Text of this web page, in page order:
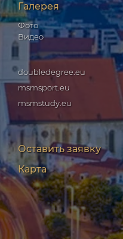
Галерея
Фото
Видео
doubledegree.eu
msmsport.eu
msmstudy.eu
Оставить заявку
Карта